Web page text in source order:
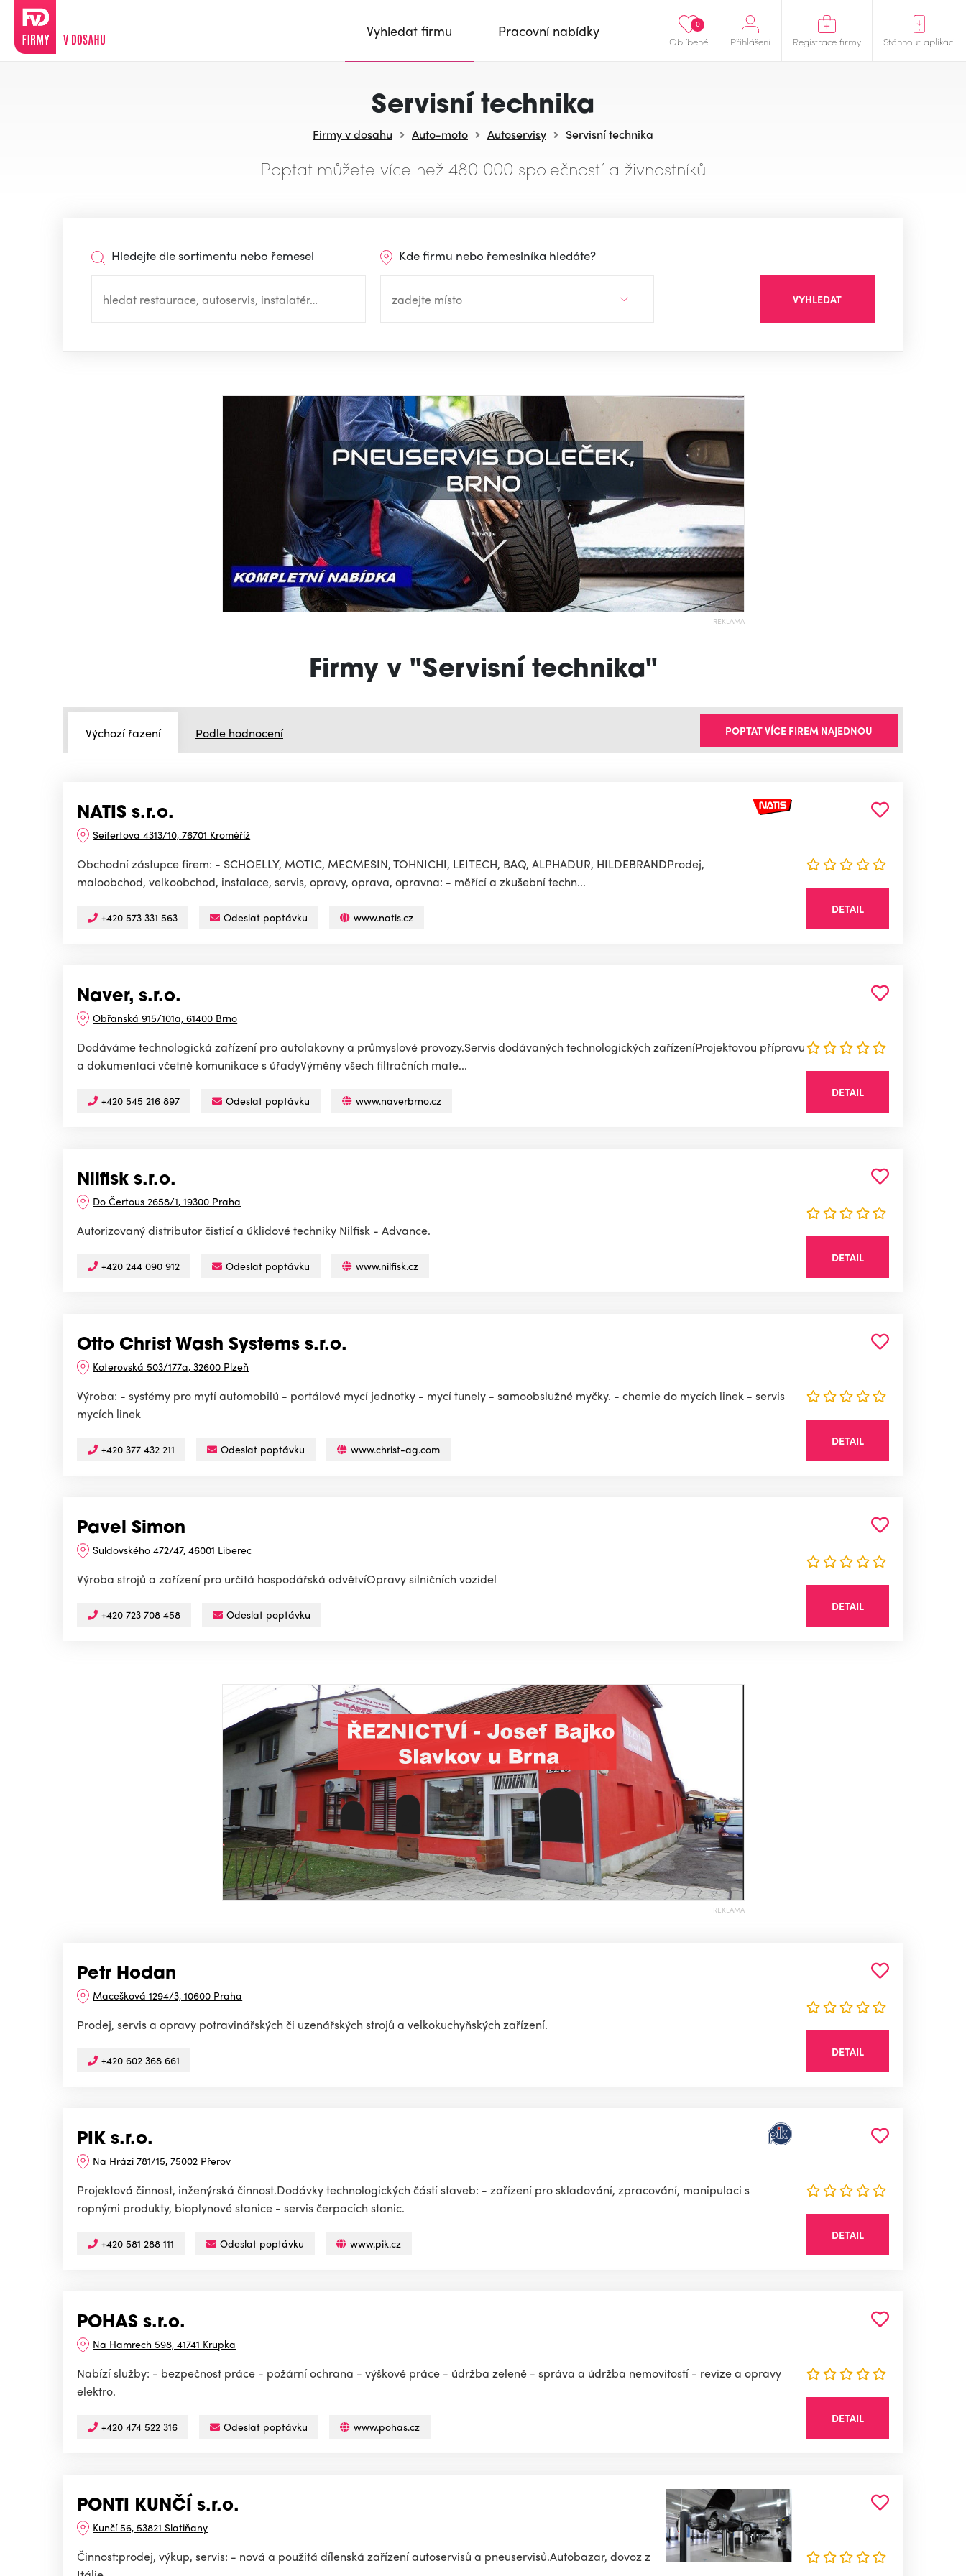
Oblíbené
0
Přihlášení Registrace firmy Stáhnout aplikaci
Vyhledat firmu Pracovní nabídky
Servisní technika
Firmy v dosahu Auto-moto Autoservisy Servisní technika
Poptat můžete více než 480 000 společností a živnostníků
Hledejte dle sortimentu nebo řemesel Kde firmu nebo řemeslníka hledáte?
VYHLEDAT
REKLAMA
Firmy v "Servisní technika"
Výchozí řazení Podle hodnocení POPTAT VÍCE FIREM NAJEDNOU
NATIS s.r.o.
Seifertova 4313/10, 76701 Kroměříž
Obchodní zástupce firem: - SCHOELLY, MOTIC, MECMESIN, TOHNICHI, LEITECH, BAQ, ALPHADUR, HILDEBRANDProdej,
maloobchod, velkoobchod, instalace, servis, opravy, oprava, opravna: - měřící a zkušební techn...
+420 573 331 563 Odeslat poptávku www.natis.cz
DETAIL
Naver, s.r.o.
Obřanská 915/101a, 61400 Brno
Dodáváme technologická zařízení pro autolakovny a průmyslové provozy.Servis dodávaných technologických zařízeníProjektovou přípravu
a dokumentaci včetně komunikace s úřadyVýměny všech filtračních mate...
+420 545 216 897 Odeslat poptávku www.naverbrno.cz
DETAIL
Nilfisk s.r.o.
Do Čertous 2658/1, 19300 Praha
Autorizovaný distributor čisticí a úklidové techniky Nilfisk - Advance.
+420 244 090 912 Odeslat poptávku www.nilfisk.cz
DETAIL
Otto Christ Wash Systems s.r.o.
Koterovská 503/177a, 32600 Plzeň
Výroba: - systémy pro mytí automobilů - portálové mycí jednotky - mycí tunely - samoobslužné myčky. - chemie do mycích linek - servis
mycích linek
+420 377 432 211 Odeslat poptávku www.christ-ag.com
DETAIL
Pavel Simon
Suldovského 472/47, 46001 Liberec
Výroba strojů a zařízení pro určitá hospodářská odvětvíOpravy silničních vozidel
+420 723 708 458 Odeslat poptávku
DETAIL
REKLAMA
Petr Hodan
Macešková 1294/3, 10600 Praha
Prodej, servis a opravy potravinářských či uzenářských strojů a velkokuchyňských zařízení.
+420 602 368 661
DETAIL
PIK s.r.o.
Na Hrázi 781/15, 75002 Přerov
Projektová činnost, inženýrská činnost.Dodávky technologických částí staveb: - zařízení pro skladování, zpracování, manipulaci s
ropnými produkty, bioplynové stanice - servis čerpacích stanic.
+420 581 288 111 Odeslat poptávku www.pik.cz
DETAIL
POHAS s.r.o.
Na Hamrech 598, 41741 Krupka
Nabízí služby: - bezpečnost práce - požární ochrana - výškové práce - údržba zeleně - správa a údržba nemovitostí - revize a opravy
elektro.
+420 474 522 316 Odeslat poptávku www.pohas.cz
DETAIL
PONTI KUNČÍ s.r.o.
Kunčí 56, 53821 Slatiňany
Činnost:prodej, výkup, servis: - nová a použitá dílenská zařízení autoservisů a pneuservisů.Autobazar, dovoz z